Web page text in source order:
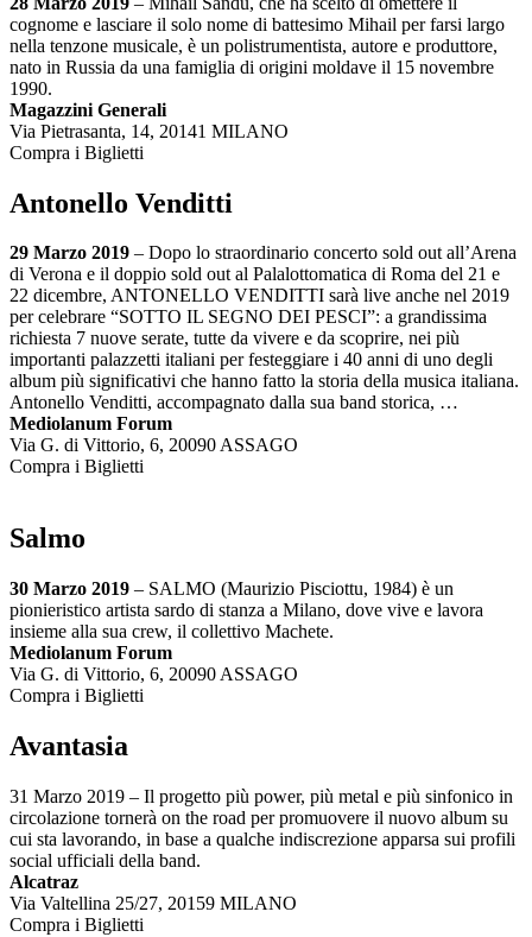
cognome e lasciare il solo nome di battesimo Mihail per farsi largo
nella tenzone musicale, è un polistrumentista, autore e produttore,
nato in Russia da una famiglia di origini moldave il 15 novembre
1990.
Magazzini Generali
Via Pietrasanta, 14, 20141 MILANO
Compra i Biglietti
Antonello Venditti
29 Marzo 2019 – Dopo lo straordinario concerto sold out all’Arena
di Verona e il doppio sold out al Palalottomatica di Roma del 21 e
22 dicembre, ANTONELLO VENDITTI sarà live anche nel 2019
per celebrare “SOTTO IL SEGNO DEI PESCI”: a grandissima
richiesta 7 nuove serate, tutte da vivere e da scoprire, nei più
importanti palazzetti italiani per festeggiare i 40 anni di uno degli
album più significativi che hanno fatto la storia della musica italiana.
Antonello Venditti, accompagnato dalla sua band storica, …
Mediolanum Forum
Via G. di Vittorio, 6, 20090 ASSAGO
Compra i Biglietti
Salmo
30 Marzo 2019 – SALMO (Maurizio Pisciottu, 1984) è un
pionieristico artista sardo di stanza a Milano, dove vive e lavora
insieme alla sua crew, il collettivo Machete.
Mediolanum Forum
Via G. di Vittorio, 6, 20090 ASSAGO
Compra i Biglietti
Avantasia
31 Marzo 2019 – Il progetto più power, più metal e più sinfonico in
circolazione tornerà on the road per promuovere il nuovo album su
cui sta lavorando, in base a qualche indiscrezione apparsa sui profili
social ufficiali della band.
Alcatraz
Via Valtellina 25/27, 20159 MILANO
Compra i Biglietti